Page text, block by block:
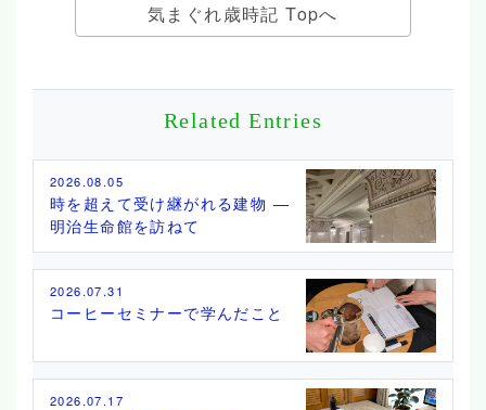
気まぐれ歳時記 Topへ
Related Entries
2026.08.05
時を超えて受け継がれる建物 ―
明治生命館を訪ねて
2026.07.31
コーヒーセミナーで学んだこと
2026.07.17